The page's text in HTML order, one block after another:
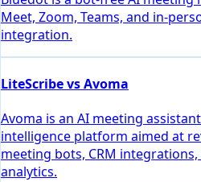
Meet, Zoom, Teams, and in-
integration.
LiteScribe vs Avoma
Avoma is an AI meeting
intelligence platform aimed at
meeting bots, CRM
analytics.